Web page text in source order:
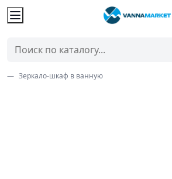
Зеркало-шкаф в ванную